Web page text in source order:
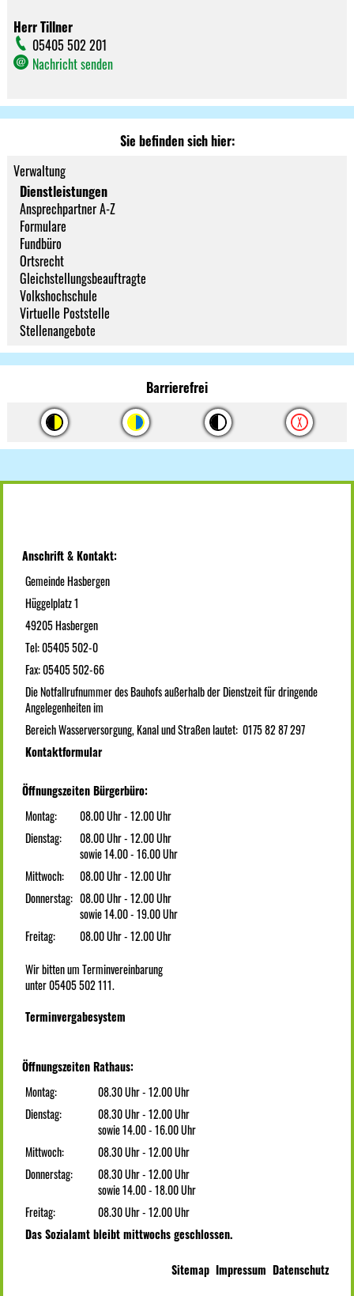
Herr Tillner
05405 502 201
Nachricht senden
Sie befinden sich hier:
Verwaltung
Dienstleistungen
Ansprechpartner A-Z
Formulare
Fundbüro
Ortsrecht
Gleichstellungsbeauftragte
Volkshochschule
Virtuelle Poststelle
Stellenangebote
Barrierefrei
Anschrift & Kontakt:
Gemeinde Hasbergen
Hüggelplatz 1
49205 Hasbergen
Tel: 05405 502-0
Fax: 05405 502-66
Die Notfallrufnummer des Bauhofs außerhalb der Dienstzeit für dringende
Angelegenheiten im
Bereich Wasserversorgung, Kanal und Straßen lautet: 0175 82 87 297
Kontaktformular
Öffnungszeiten Bürgerbüro:
Montag:
08.00 Uhr - 12.00 Uhr
Dienstag:
08.00 Uhr - 12.00 Uhr
sowie 14.00 - 16.00 Uhr
Mittwoch:
08.00 Uhr - 12.00 Uhr
Donnerstag: 08.00 Uhr - 12.00 Uhr
sowie 14.00 - 19.00 Uhr
Freitag:
08.00 Uhr - 12.00 Uhr
Wir bitten um Terminvereinbarung
unter 05405 502 111.
Terminvergabesystem
Öffnungszeiten Rathaus:
Montag:
08.30 Uhr - 12.00 Uhr
Dienstag:
08.30 Uhr - 12.00 Uhr
sowie 14.00 - 16.00 Uhr
Mittwoch:
08.30 Uhr - 12.00 Uhr
Donnerstag:
08.30 Uhr - 12.00 Uhr
sowie 14.00 - 18.00 Uhr
Freitag:
08.30 Uhr - 12.00 Uhr
Das Sozialamt bleibt mittwochs geschlossen.
Sitemap Impressum Datenschutz